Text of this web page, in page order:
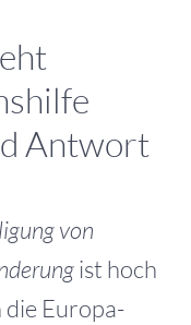
Antwort
von
ist hoch
die Europa-